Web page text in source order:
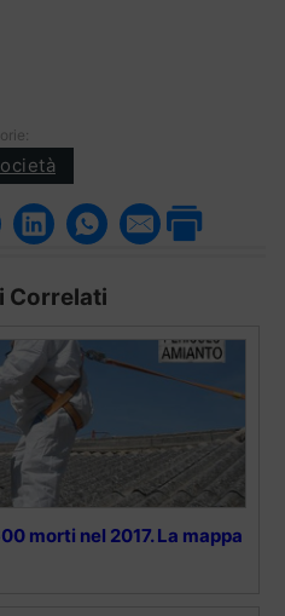
Correlati
morti nel 2017. La mappa